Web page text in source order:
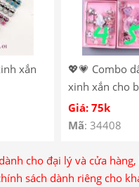
xắn
💖💗 Combo
xinh xắn cho
Giá: 75k
Mã: 34408
cho đại lý và cửa
sách dành riêng cho